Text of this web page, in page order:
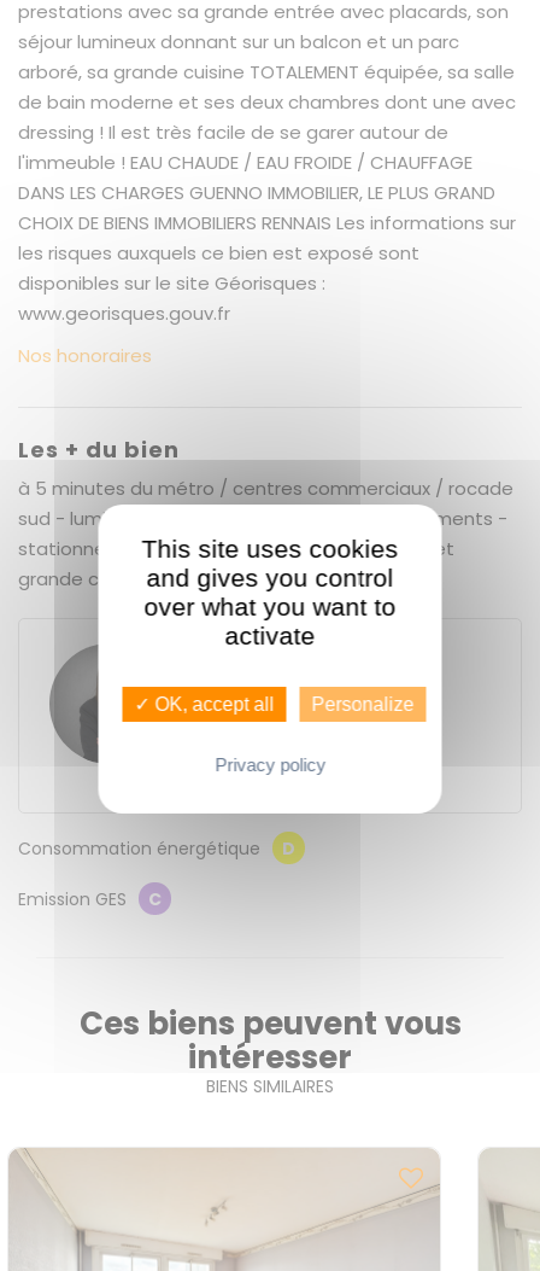
prestations avec sa grande entrée avec placards, son
séjour lumineux donnant sur un balcon et un parc
arboré, sa grande cuisine TOTALEMENT équipée, sa salle
de bain moderne et ses deux chambres dont une avec
dressing ! Il est très facile de se garer autour de
l'immeuble ! EAU CHAUDE / EAU FROIDE / CHAUFFAGE
DANS LES CHARGES GUENNO IMMOBILIER, LE PLUS GRAND
CHOIX DE BIENS IMMOBILIERS RENNAIS Les informations sur
les risques auxquels ce bien est exposé sont
disponibles sur le site Géorisques :
www.georisques.gouv.fr
Nos honoraires
Les + du bien
à 5 minutes du métro / centres commerciaux / rocade
sud - lumineux - rénové - bien meublé - rangements -
stationnement facile - balcon - calme - belle et
grande cuisine totalement équipée
GUENNO - GUENNO LOCATION
11 place du Bas des Lices
Contacter l'agence
Consommation énergétique D
Emission GES C
Ces biens peuvent vous
intéresser
BIENS SIMILAIRES
This site uses cookies
and gives you control
over what you want to
activate
✓ OK, accept all Personalize
Privacy policy